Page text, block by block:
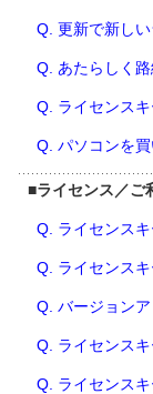
Q. 更新で新し
Q. あたらしく
Q. ライセンス
Q. パソコンを
■ライセンス／ご
Q. ライセンス
Q. ライセンス
Q. バージョン
Q. ライセンス
Q. ライセンス